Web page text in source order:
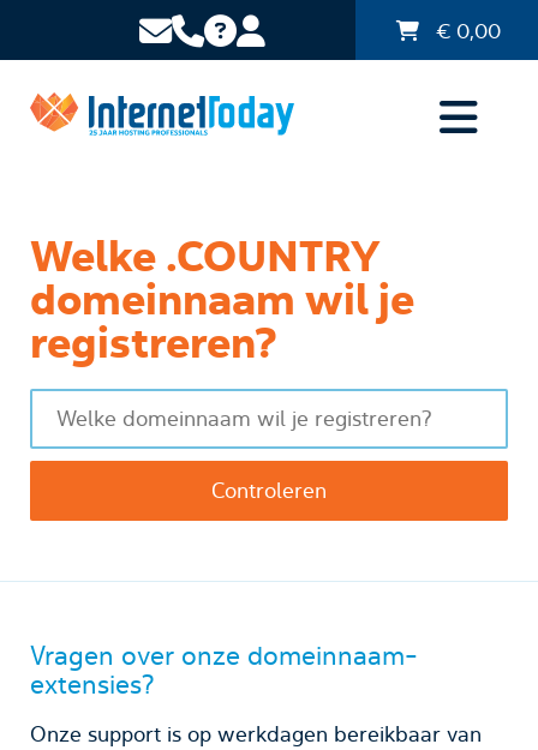
€ 0,00
Welke .COUNTRY
domeinnaam wil je
registreren?
Vragen over onze domeinnaam-
extensies?
Onze support is op werkdagen bereikbaar van